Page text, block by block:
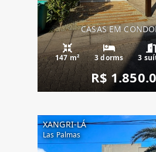
CASAS EM
147 m² 3 dorms 3
R$
XANGRI-LÁ
Las Palmas